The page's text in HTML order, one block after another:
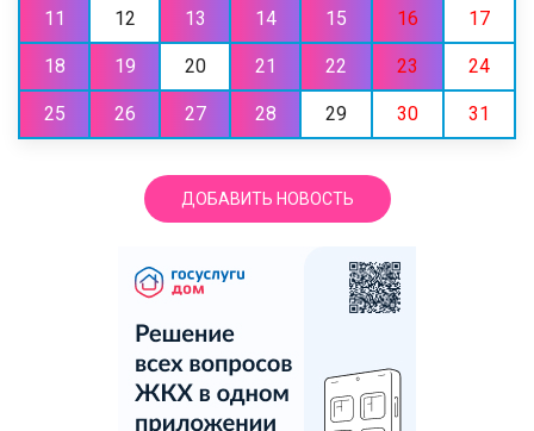
11 12 13 14 15 16 17
18 19 20 21 22 23 24
25 26 27 28 29 30 31
ДОБАВИТЬ НОВОСТЬ